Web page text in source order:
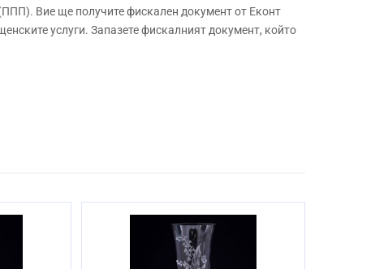
Вие ще получите фискален документ от Еконт
услуги. Запазете фискалният документ, който